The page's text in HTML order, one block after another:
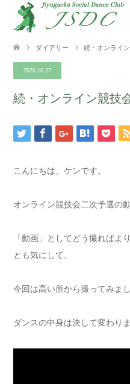
ダイアリー 続・オンライ
2020.10.27
続・オンライン競技
こんにちは、ケンです。
オンライン競技会二次予選の
「動画」としてどう撮ればよ
とも気にして、
今回は高い所から撮ってみまし
ダンスの中身は決して変わり